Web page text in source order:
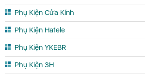
Phụ Kiện Cửa Kính
Phụ Kiện Hafele
Phụ Kiện YKEBR
Phụ Kiện 3H